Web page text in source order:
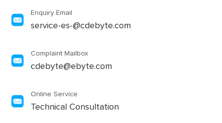
Enquiry Email
service-es-@cdebyte.com
Complaint Mailbox
cdebyte@ebyte.com
Online Service
Technical Consultation